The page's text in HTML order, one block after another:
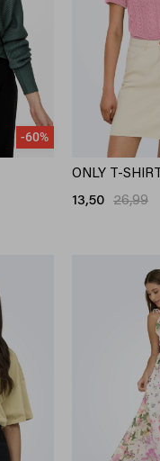
-60%
ONLY T-SHIRT
13,50 26,99